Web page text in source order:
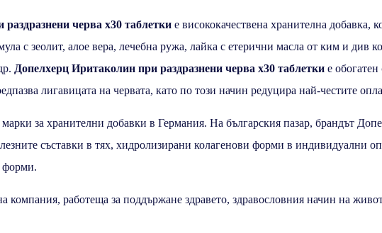
черва х30 таблетки e висококачествена хранителна добавка,
с зеолит, алое вера, лечебна ружа, лайка с етерични масла от ким и див
Допелхерц Иритаколин при раздразнени черва х30 таблетки е
лигавицата на червата, като по този начин редуцира най-честите
марки за хранителни добавки в Германия. На българския пазар, брандът
съставки в тях, хидролизирани колагенови форми в индивидуални
форми.
компания, работеща за поддържане здравето, здравословния начин на